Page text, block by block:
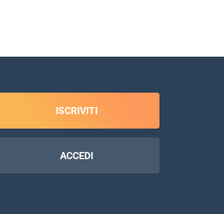
ISCRIVITI
ACCEDI